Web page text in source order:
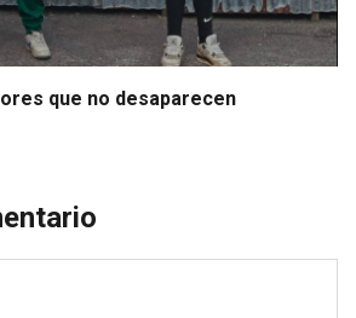
que no desaparecen